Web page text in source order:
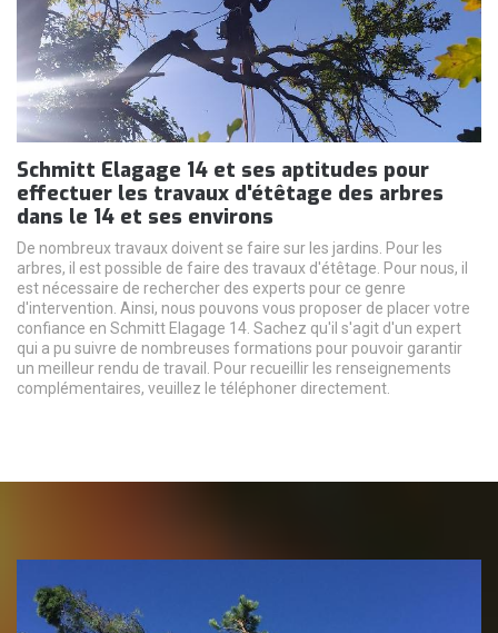
Schmitt Elagage 14 et ses aptitudes pour
effectuer les travaux d'étêtage des arbres
dans le 14 et ses environs
De nombreux travaux doivent se faire sur les jardins. Pour les
arbres, il est possible de faire des travaux d'étêtage. Pour nous, il
est nécessaire de rechercher des experts pour ce genre
d'intervention. Ainsi, nous pouvons vous proposer de placer votre
confiance en Schmitt Elagage 14. Sachez qu'il s'agit d'un expert
qui a pu suivre de nombreuses formations pour pouvoir garantir
un meilleur rendu de travail. Pour recueillir les renseignements
complémentaires, veuillez le téléphoner directement.